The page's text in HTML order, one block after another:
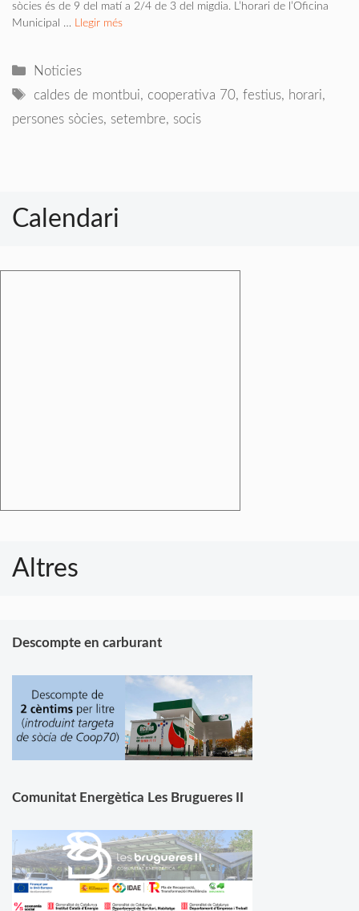
sòcies és de 9 del matí a 2/4 de 3 del migdia. L’horari de l’Oficina
Municipal … Llegir més
Categories
Noticies
Etiquetes
caldes de montbui, cooperativa 70,festius, horari,
persones sòcies, setembre, socis
Calendari
Altres
Descompte en carburant
Comunitat Energètica Les Brugueres II